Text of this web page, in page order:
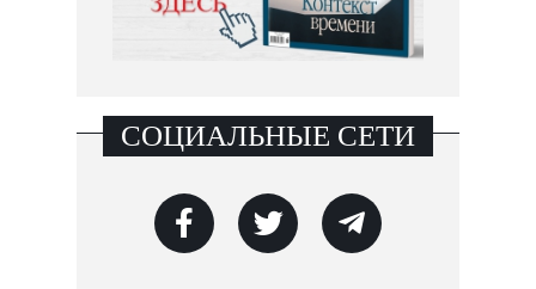
СОЦИАЛЬНЫЕ СЕТИ